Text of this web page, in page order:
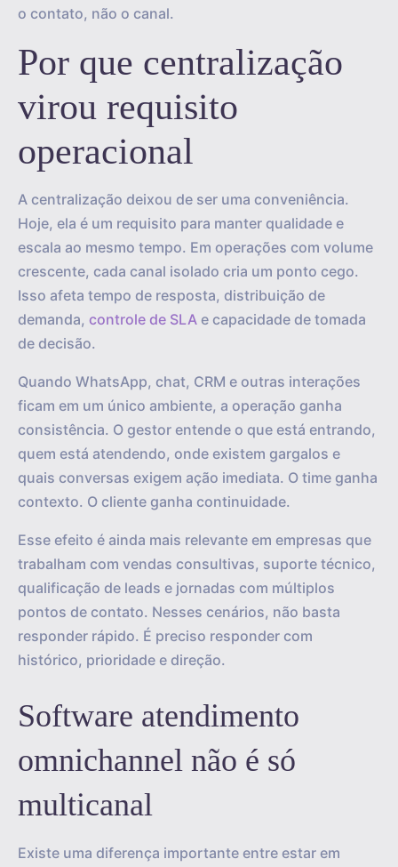
o contato, não o canal.
Por que centralização
virou requisito
operacional
A centralização deixou de ser uma conveniência.
Hoje, ela é um requisito para manter qualidade e
escala ao mesmo tempo. Em operações com volume
crescente, cada canal isolado cria um ponto cego.
Isso afeta tempo de resposta, distribuição de
demanda, controle de SLA e capacidade de tomada
de decisão.
Quando WhatsApp, chat, CRM e outras interações
ficam em um único ambiente, a operação ganha
consistência. O gestor entende o que está entrando,
quem está atendendo, onde existem gargalos e
quais conversas exigem ação imediata. O time ganha
contexto. O cliente ganha continuidade.
Esse efeito é ainda mais relevante em empresas que
trabalham com vendas consultivas, suporte técnico,
qualificação de leads e jornadas com múltiplos
pontos de contato. Nesses cenários, não basta
responder rápido. É preciso responder com
histórico, prioridade e direção.
Software atendimento
omnichannel não é só
multicanal
Existe uma diferença importante entre estar em